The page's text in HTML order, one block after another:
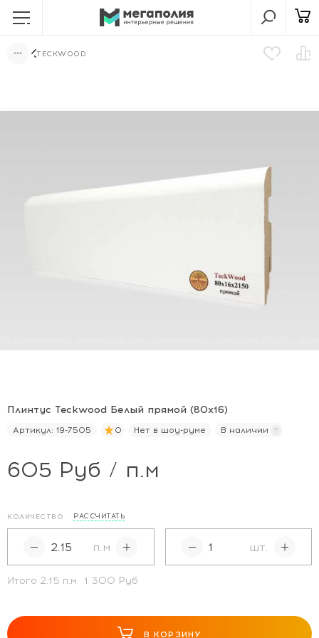
TECKWOOD
Плинтус Teckwood Белый прямой (80х16)
Артикул: 19-7505 0 Нет в шоу-руме В наличии
605 Руб / п.м
КОЛИЧЕСТВО РАССЧИТАТЬ
п.м шт.
Итого 2.15 п.м 1 300 Руб
В КОРЗИНУ